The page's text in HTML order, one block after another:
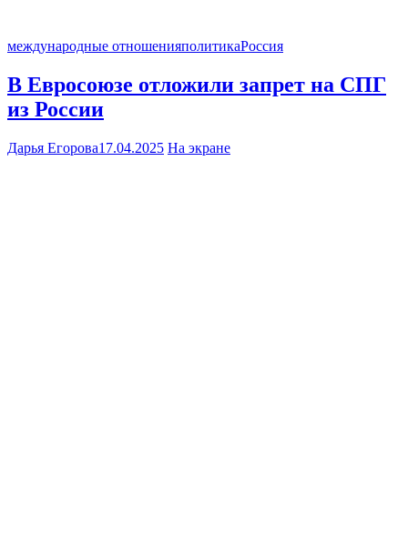
международные отношенияполитикаРоссия
В Евросоюзе отложили запрет на СПГ
из России
Дарья Егорова17.04.2025 На экране